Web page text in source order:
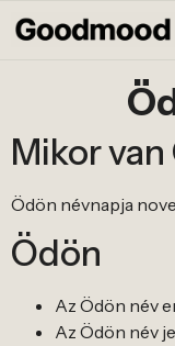
Mikor
Ödön névnapja
Ödön
Az Ödön név
Az Ödön név